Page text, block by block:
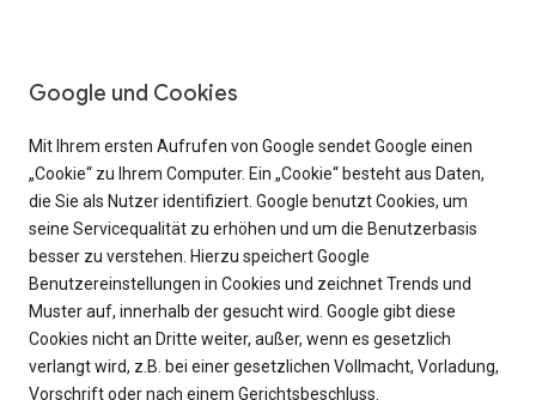
Google und Cookies
Mit Ihrem ersten Aufrufen von Google sendet Google einen
„Cookie“ zu Ihrem Computer. Ein „Cookie“ besteht aus Daten,
die Sie als Nutzer identifiziert. Google benutzt Cookies, um
seine Servicequalität zu erhöhen und um die Benutzerbasis
besser zu verstehen. Hierzu speichert Google
Benutzereinstellungen in Cookies und zeichnet Trends und
Muster auf, innerhalb der gesucht wird. Google gibt diese
Cookies nicht an Dritte weiter, außer, wenn es gesetzlich
verlangt wird, z.B. bei einer gesetzlichen Vollmacht, Vorladung,
Vorschrift oder nach einem Gerichtsbeschluss.